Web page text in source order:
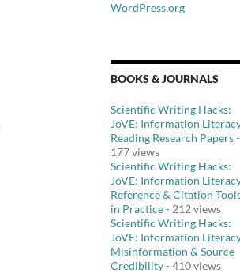
WordPress.org
BOOKS & JOURNALS
Scientific Writing Hacks:
JoVE: Information
Reading Research Papers-
177 views
Scientific Writing Hacks:
JoVE: Information
Reference & Citation
in Practice- 212 views
Scientific Writing Hacks:
JoVE: Information
Misinformation & Source
Credibility- 410 views